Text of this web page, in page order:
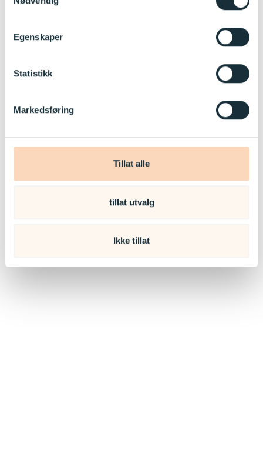
Egenskaper
Statistikk
Markedsføring
Tillat alle
tillat utvalg
Ikke tillat